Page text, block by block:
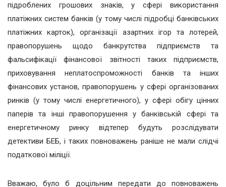
підроблених грошових знаків, у сфері використання
платіжних систем банків (у тому числі підробці банківських
платіжних карток), організації азартних ігор та лотерей,
правопорушень щодо банкрутства підприємств та
фальсифікації фінансової звітності таких підприємств,
приховування неплатоспроможності банків та інших
фінансових установ, правопорушень у сфері організованих
ринків (у тому числі енергетичного), у сфері обігу цінних
паперів та інші правопорушення у банківській сфері та
енергетичному ринку відтепер будуть розслідувати
детективи БЕБ, і таких повноважень раніше не мали слідчі
податкової міліції.
Вважаю, було б доцільним передати до повноважень